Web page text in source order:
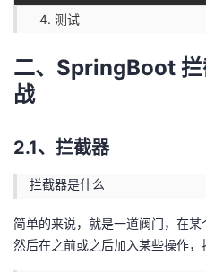
测试
二、SpringBoot 拦
战
2.1、拦截器
拦截器是什么
简单的来说，就是一道阀门，在某
然后在之前或之后加入某些操作，